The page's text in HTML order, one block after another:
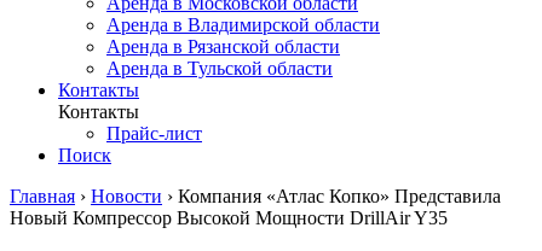
Аренда в Владимирской области
Аренда в Рязанской области
Аренда в Тульской области
Контакты
Контакты
Прайс-лист
Поиск
Главная › Новости › Компания «Атлас Копко» Представила
Новый Компрессор Высокой Мощности DrillAir Y35